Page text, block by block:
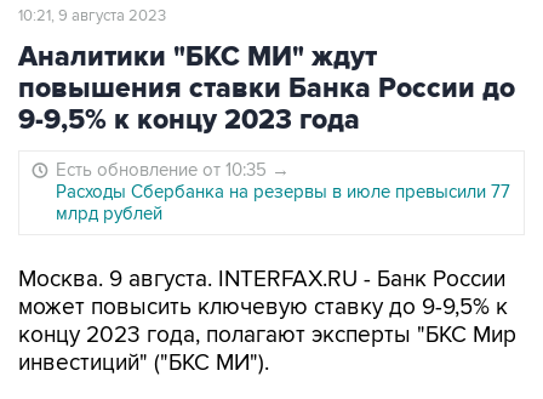
10:21, 9 августа 2023
Аналитики "БКС МИ" ждут
повышения ставки Банка России до
9-9,5% к концу 2023 года
Есть обновление от 10:35 →
Расходы Сбербанка на резервы в июле превысили 77
млрд рублей
Москва. 9 августа. INTERFAX.RU - Банк России
может повысить ключевую ставку до 9-9,5% к
концу 2023 года, полагают эксперты "БКС Мир
инвестиций" ("БКС МИ").